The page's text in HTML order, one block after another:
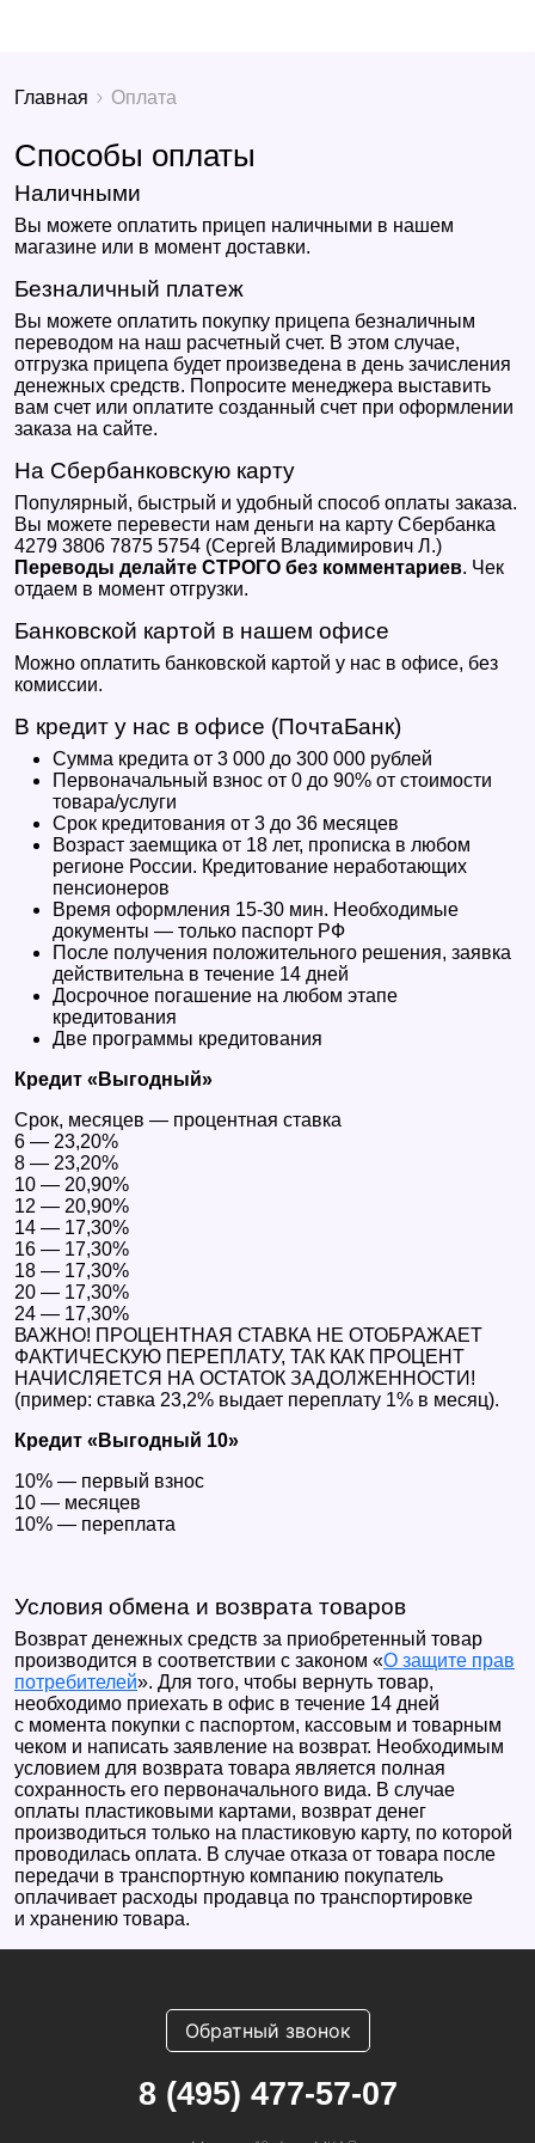
Главная Оплата
Способы оплаты
Наличными
Вы можете оплатить прицеп наличными в нашем
магазине или в момент доставки.
Безналичный платеж
Вы можете оплатить покупку прицепа безналичным
переводом на наш расчетный счет. В этом случае,
отгрузка прицепа будет произведена в день зачисления
денежных средств. Попросите менеджера выставить
вам счет или оплатите созданный счет при оформлении
заказа на сайте.
На Сбербанковскую карту
Популярный, быстрый и удобный способ оплаты заказа.
Вы можете перевести нам деньги на карту Сбербанка
4279 3806 7875 5754 (Сергей Владимирович Л.)
Переводы делайте СТРОГО без комментариев. Чек
отдаем в момент отгрузки.
Банковской картой в нашем офисе
Можно оплатить банковской картой у нас в офисе, без
комиссии.
В кредит у нас в офисе (ПочтаБанк)
Сумма кредита от 3 000 до 300 000 рублей
Первоначальный взнос от 0 до 90% от стоимости
товара/услуги
Срок кредитования от 3 до 36 месяцев
Возраст заемщика от 18 лет, прописка в любом
регионе России. Кредитование неработающих
пенсионеров
Время оформления 15-30 мин. Необходимые
документы — только паспорт РФ
После получения положительного решения, заявка
действительна в течение 14 дней
Досрочное погашение на любом этапе
кредитования
Две программы кредитования
Кредит «Выгодный»
Срок, месяцев — процентная ставка
6 — 23,20%
8 — 23,20%
10 — 20,90%
12 — 20,90%
14 — 17,30%
16 — 17,30%
18 — 17,30%
20 — 17,30%
24 — 17,30%
ВАЖНО! ПРОЦЕНТНАЯ СТАВКА НЕ ОТОБРАЖАЕТ
ФАКТИЧЕСКУЮ ПЕРЕПЛАТУ, ТАК КАК ПРОЦЕНТ
НАЧИСЛЯЕТСЯ НА ОСТАТОК ЗАДОЛЖЕННОСТИ!
(пример: ставка 23,2% выдает переплату 1% в месяц).
Кредит «Выгодный 10»
10% — первый взнос
10 — месяцев
10% — переплата
Условия обмена и возврата товаров
Возврат денежных средств за приобретенный товар
производится в соответствии с законом «О защите прав
потребителей». Для того, чтобы вернуть товар,
необходимо приехать в офис в течение 14 дней
с момента покупки с паспортом, кассовым и товарным
чеком и написать заявление на возврат. Необходимым
условием для возврата товара является полная
сохранность его первоначального вида. В случае
оплаты пластиковыми картами, возврат денег
производиться только на пластиковую карту, по которой
проводилась оплата. В случае отказа от товара после
передачи в транспортную компанию покупатель
оплачивает расходы продавца по транспортировке
и хранению товара.
Обратный звонок
8 (495) 477-57-07